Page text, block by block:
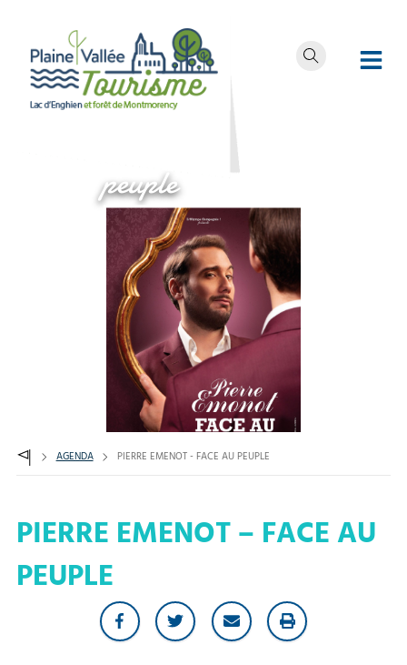
Pierre
Emenot –
peuple
AGENDA PIERRE EMENOT - FACE AU PEUPLE
PIERRE EMENOT – FACE AU
PEUPLE